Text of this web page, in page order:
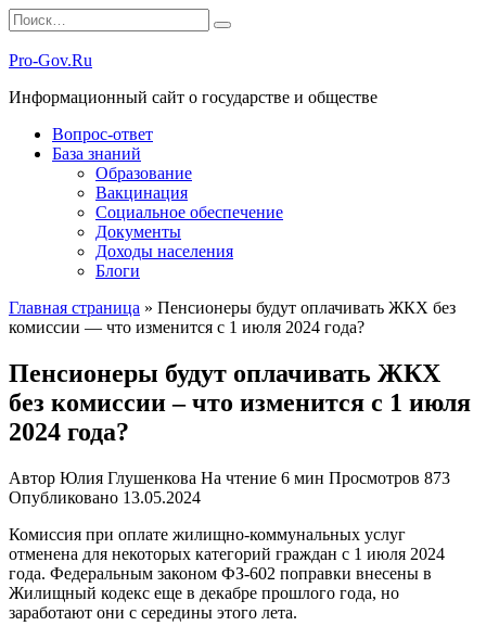
Перейти
к
содержанию
Search
for:
Pro-Gov.Ru
Информационный сайт о государстве и обществе
Вопрос-ответ
База знаний
Образование
Вакцинация
Социальное обеспечение
Документы
Доходы населения
Блоги
Главная страница » Пенсионеры будут оплачивать ЖКХ без
комиссии — что изменится с 1 июля 2024 года?
Пенсионеры будут оплачивать ЖКХ
без комиссии – что изменится с 1 июля
2024 года?
Автор Юлия Глушенкова На чтение 6 мин Просмотров 873
Опубликовано 13.05.2024
Комиссия при оплате жилищно-коммунальных услуг
отменена для некоторых категорий граждан с 1 июля 2024
года. Федеральным законом ФЗ-602 поправки внесены в
Жилищный кодекс еще в декабре прошлого года, но
заработают они с середины этого лета.